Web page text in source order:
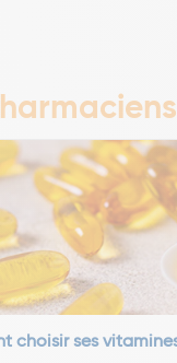
choisir ses